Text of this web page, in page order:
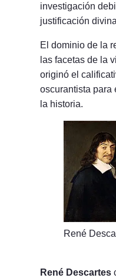
investigación
justificación
El dominio de la
las facetas de la
originó el
oscurantista para
la historia.
René
René Descartes